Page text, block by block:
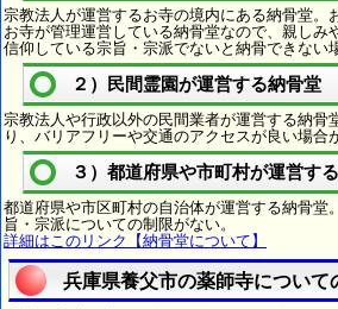
宗教法人が運営するお寺の境内にある納骨堂。
お寺が管理運営している納骨堂なので、親しみ
信仰している宗旨・宗派でないと納骨できない
２）民間霊園が運営する納骨堂
宗教法人や行政以外の民間業者が運営する納骨
り、バリアフリーや交通のアクセスが良い場合
３）都道府県や市町村が運営す
都道府県や市区町村の自治体が運営する納骨堂
旨・宗派についての制限がない。
詳細はこのリンク【納骨堂について】
兵庫県養父市の薬師寺について